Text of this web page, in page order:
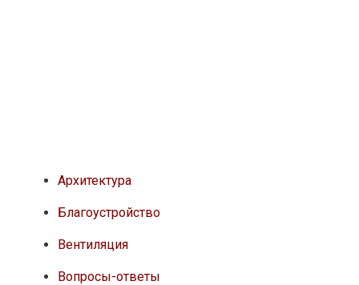
Архитектура
Благоустройство
Вентиляция
Вопросы-ответы